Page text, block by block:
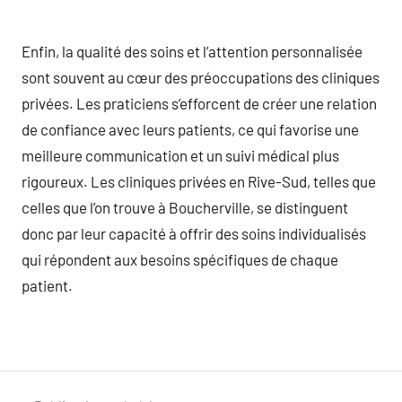
Enfin, la qualité des soins et l’attention personnalisée
sont souvent au cœur des préoccupations des cliniques
privées. Les praticiens s’efforcent de créer une relation
de confiance avec leurs patients, ce qui favorise une
meilleure communication et un suivi médical plus
rigoureux. Les cliniques privées en Rive-Sud, telles que
celles que l’on trouve à Boucherville, se distinguent
donc par leur capacité à offrir des soins individualisés
qui répondent aux besoins spécifiques de chaque
patient.